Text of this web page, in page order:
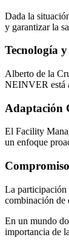
Dada la
y garantizar la
Tecnología
Alberto de la
NEINVER está
Adaptación
El Facility
un enfoque
La participación
combinación de
En un mundo
importancia de